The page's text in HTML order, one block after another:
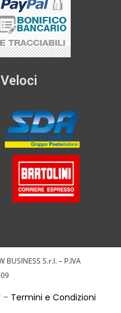
S.r.l. – P.IVA
– Termini e Condizioni